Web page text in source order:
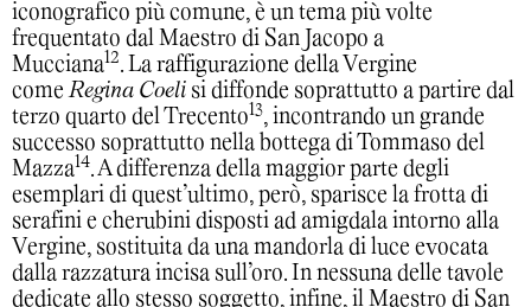
iconografico più comune, è un tema più volte
frequentato dal Maestro di San Jacopo a
Mucciana 12. La raffigurazione della Vergine
comeRegina Coeli si diffonde soprattutto a partire dal
terzo quarto del Trecento 13, incontrando un grande
successo soprattutto nella bottega di Tommaso del
Mazza 14. A differenza della maggior parte degli
esemplari di quest’ultimo, però, sparisce la frotta di
serafini e cherubini disposti ad amigdala intorno alla
Vergine, sostituita da una mandorla di luce evocata
dalla razzatura incisa sull’oro. In nessuna delle tavole
dedicate allo stesso soggetto, infine, il Maestro di San